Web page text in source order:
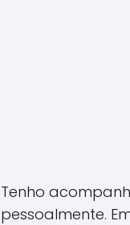
Tenho
pessoalmente.